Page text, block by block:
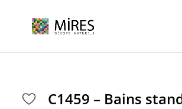
C1459 – Bains